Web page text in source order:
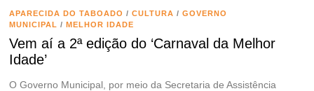
APARECIDA DO TABOADO / CULTURA / GOVERNO
MUNICIPAL / MELHOR IDADE
Vem aí a 2ª edição do ‘Carnaval da Melhor
Idade’
O Governo Municipal, por meio da Secretaria de Assistência